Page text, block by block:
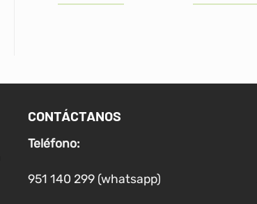
variantes.
opciones
se
en
variantes.
CONTÁCTANOS
Teléfono:
951 140 299 (whatsapp)